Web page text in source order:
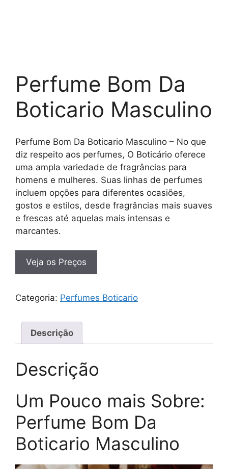
Perfume Bom Da
Boticario Masculino
Perfume Bom Da Boticario Masculino – No que
diz respeito aos perfumes, O Boticário oferece
uma ampla variedade de fragrâncias para
homens e mulheres. Suas linhas de perfumes
incluem opções para diferentes ocasiões,
gostos e estilos, desde fragrâncias mais suaves
e frescas até aquelas mais intensas e
marcantes.
Veja os Preços
Categoria: Perfumes Boticario
Descrição
Descrição
Um Pouco mais Sobre:
Perfume Bom Da
Boticario Masculino